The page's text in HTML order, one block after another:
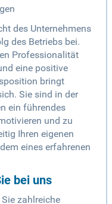
des Unternehmens
des Betriebs bei.
Professionalität
eine positive
bringt
Sie sind in der
ein führendes
und zu
Ihren eigenen
eines erfahrenen
bei uns
zahlreiche